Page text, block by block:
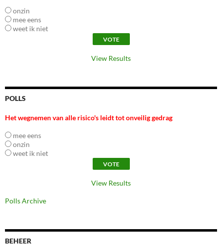
onzin
mee eens
weet ik niet
View Results
POLLS
Het wegnemen van alle risico's leidt tot onveilig gedrag
mee eens
onzin
weet ik niet
View Results
Polls Archive
BEHEER